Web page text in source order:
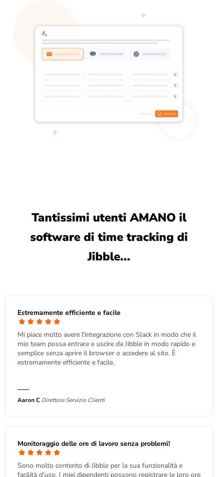
Tantissimi utenti AMANO il
software di time tracking di
Jibble...
Estremamente efficiente e facile
Mi piace molto avere l'integrazione con Slack in modo che il
mio team possa entrare e uscire da Jibble in modo rapido e
semplice senza aprire il browser o accedere al sito. È
estremamente efficiente e facile.
Aaron C Direttore Servizio Clienti
Monitoraggio delle ore di lavoro senza problemi!
Sono molto contento di Jibble per la sua funzionalità e
facilità d’uso. I miei dipendenti possono registrare le loro ore